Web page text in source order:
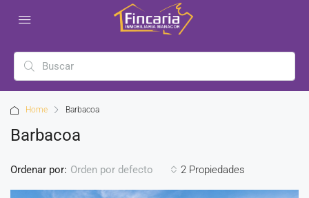
Home Barbacoa
Barbacoa
2 Propiedades
Ordenar por: Orden por defecto